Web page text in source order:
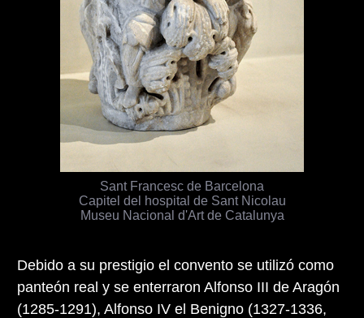
Sant Francesc de Barcelona
Capitel del hospital de Sant Nicolau
Museu Nacional d'Art de Catalunya
Debido a su prestigio el convento se utilizó como
panteón real y se enterraron Alfonso III de Aragón
(1285-1291), Alfonso IV el Benigno (1327-1336,